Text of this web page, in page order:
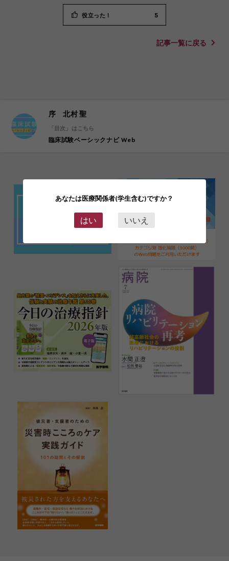
役立った！ 5
記事一覧に戻る
序 北村 聖
「目次」はこちら
臨床試験ベーシックナビ Web
あなたは医療関係者(学生含む)ですか？
はい いいえ